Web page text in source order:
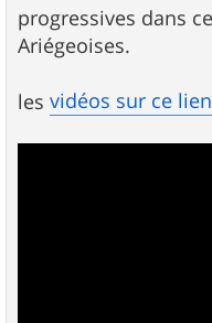
progressives dans
Ariégeoises.
les vidéos sur ce lien